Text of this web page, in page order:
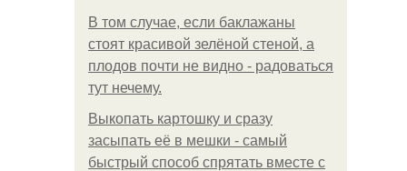
В том случае, если баклажаны
стоят красивой зелёной стеной, а
плодов почти не видно - радоваться
тут нечему.
Выкопать картошку и сразу
засыпать её в мешки - самый
быстрый способ спрятать вместе с